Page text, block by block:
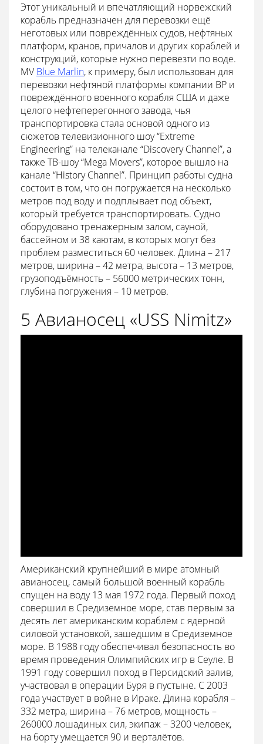
Этот уникальный и впечатляющий норвежский
корабль предназначен для перевозки ещё
неготовых или повреждённых судов, нефтяных
платформ, кранов, причалов и других кораблей и
конструкций, которые нужно перевезти по воде.
MV Blue Marlin, к примеру, был использован для
перевозки нефтяной платформы компании BP и
повреждённого военного корабля США и даже
целого нефтеперегонного завода, чья
транспортировка стала основой одного из
сюжетов телевизионного шоу “Extreme
Engineering” на телеканале “Discovery Channel”, а
также ТВ-шоу “Mega Movers”, которое вышло на
канале “History Channel”. Принцип работы судна
состоит в том, что он погружается на несколько
метров под воду и подплывает под объект,
который требуется транспортировать. Судно
оборудовано тренажерным залом, сауной,
бассейном и 38 каютам, в которых могут без
проблем разместиться 60 человек. Длина – 217
метров, ширина – 42 метра, высота – 13 метров,
грузоподъёмность – 56000 метрических тонн,
глубина погружения – 10 метров.
5 Авианосец «USS Nimitz»
Американский крупнейший в мире атомный
авианосец, самый большой военный корабль
спущен на воду 13 мая 1972 года. Первый поход
совершил в Средиземное море, став первым за
десять лет американским кораблём с ядерной
силовой установкой, зашедшим в Средиземное
море. В 1988 году обеспечивал безопасность во
время проведения Олимпийских игр в Сеуле. В
1991 году совершил поход в Персидский залив,
участвовал в операции Буря в пустыне. С 2003
года участвует в войне в Ираке. Длина корабля –
332 метра, ширина – 76 метров, мощность –
260000 лошадиных сил, экипаж – 3200 человек,
на борту умещается 90 и верталётов.